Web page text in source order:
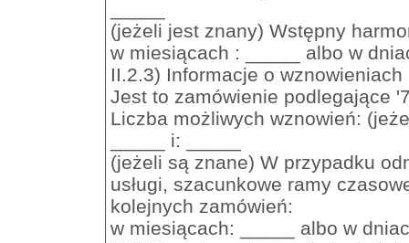
(jeżeli jest znany) Wstępny
w miesiącach : _____ albo w
II.2.3) Informacje o
Jest to zamówienie podlegające
Liczba możliwych wznowień:
_____ i: _____
(jeżeli są znane) W przypadku
usługi, szacunkowe ramy
kolejnych zamówień:
w miesiącach: _____ albo w